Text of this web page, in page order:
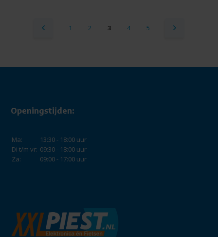
1 2 3 4 5
Openingstijden:
Ma:
13:30 - 18:00 uur
Di t/m vr: 09:30 - 18:00 uur
Za:
09:00 - 17:00 uur